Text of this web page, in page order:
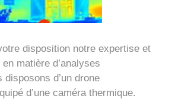
disposition notre expertise et
matière d’analyses
d’un drone
d’une caméra thermique.